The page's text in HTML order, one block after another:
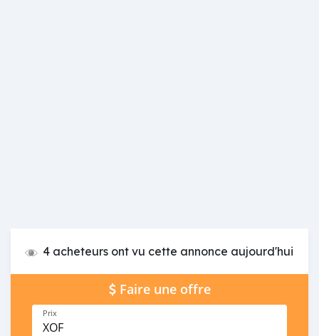
4 acheteurs ont vu cette annonce aujourd'hui
Faire une offre
Prix
XOF